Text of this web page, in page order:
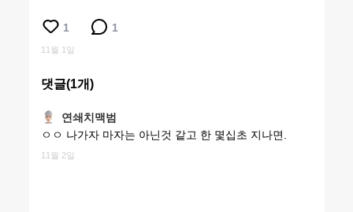
1 1
11월 1일
댓글(1개)
연쇄치맥범
ㅇㅇ 나가자 마자는 아닌것 같고 한 몇십초 지나면.
11월 2일